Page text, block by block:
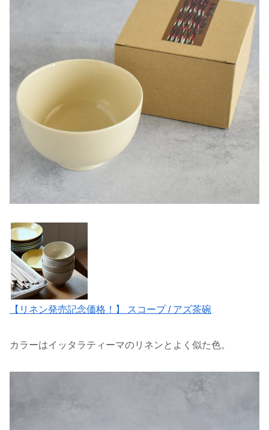
【リネン発売記念価格！】 スコープ / アズ茶碗
カラーはイッタラティーマのリネンとよく似た色。